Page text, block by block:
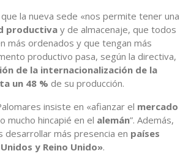
la nueva sede «nos permite tener una
productiva y de almacenaje, que todos
más ordenados y que tengan más
productivo pasa, según la directiva,
de la internacionalización de la
un 48 % de su producción.
insiste en «afianzar el mercado
mucho hincapié en el alemán”. Además,
desarrollar más presencia en países
y Reino Unido».